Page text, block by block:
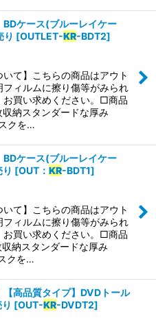
ケース(ブルーレイケー
[OUTLET-KR-BDT2]
いて】こちらの商品はアウト
フィルムに擦り傷等がみられ
お買い求めください。□商品
納スタンダードな厚み
クを…
ケース(ブルーレイケー
[OUT： KR-BDT1]
いて】こちらの商品はアウト
フィルムに擦り傷等がみられ
お買い求めください。□商品
納スタンダードな厚み
クを…
【高品質タイプ】DVDトール
[OUT-KR-DVDT2]